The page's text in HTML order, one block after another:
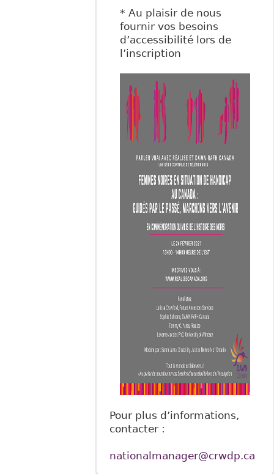
* Au plaisir de nous
fournir vos besoins
d’accessibilité lors de
l’inscription
Pour plus d’informations,
contacter :
nationalmanager@crwdp.ca